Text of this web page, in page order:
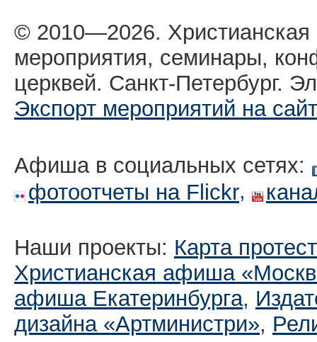
© 2010—2026.
мероприятия, семинары,
церквей. Санкт-Петербург.
Экспорт мероприятий на сайт
Афиша в социальных сетях:
фотоотчеты на Flickr,
Наши проекты: Карта
Христианская афиша
афиша Екатеринбургa,
дизайна «Артминистри»,